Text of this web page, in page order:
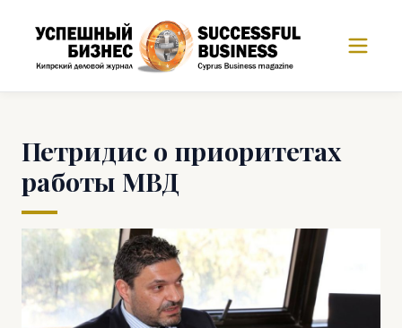
Петридис о приоритетах
работы МВД